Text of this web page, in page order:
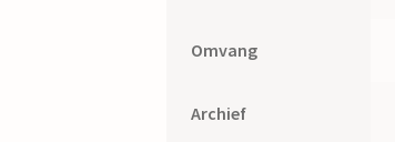
Omvang
Archief